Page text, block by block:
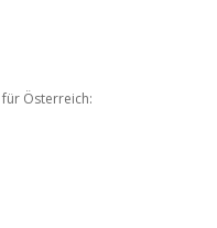
Österreich: